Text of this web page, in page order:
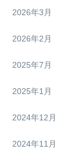
2026年3月
2026年2月
2025年7月
2025年1月
2024年12月
2024年11月